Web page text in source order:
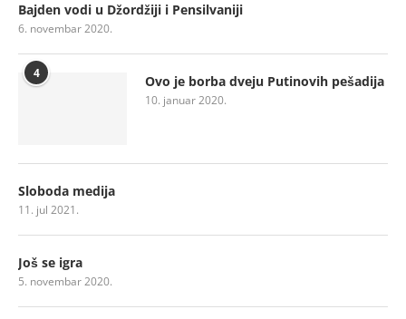
Bajden vodi u Džordžiji i Pensilvaniji
6. novembar 2020.
4 Ovo je borba dveju Putinovih pešadija
10. januar 2020.
Sloboda medija
11. jul 2021.
Još se igra
5. novembar 2020.